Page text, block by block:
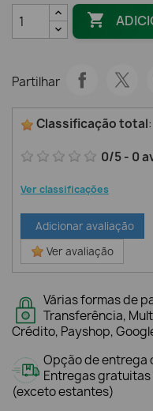

Partilhar
Classificação total:
0/5- 0
Ver classificações
Adicionar avaliação
Ver avaliação
Várias formas de
Transferência,
Crédito, Payshop,
Opção de entrega
Entregas
(exceto estantes)